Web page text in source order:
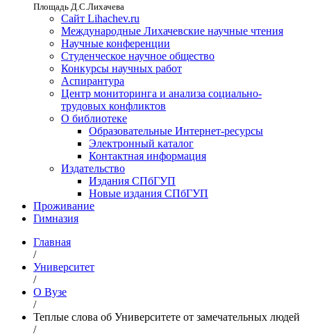
Площадь Д.С.Лихачева
Сайт Lihachev.ru
Международные Лихачевские научные чтения
Научные конференции
Студенческое научное общество
Конкурсы научных работ
Аспирантура
Центр мониторинга и анализа социально-
трудовых конфликтов
О библиотеке
Образовательные Интернет-ресурсы
Электронный каталог
Контактная информация
Издательство
Издания СПбГУП
Новые издания СПбГУП
Проживание
Гимназия
Главная
/
Университет
/
О Вузе
/
Теплые слова об Университете от замечательных людей
/